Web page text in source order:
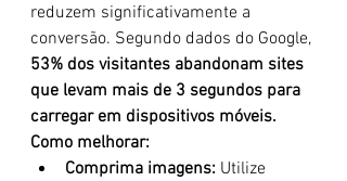
reduzem significativamente a
conversão. Segundo dados do Google,
53% dos visitantes abandonam sites
que levam mais de 3 segundos para
carregar em dispositivos móveis.
Como melhorar:
Comprima imagens: Utilize